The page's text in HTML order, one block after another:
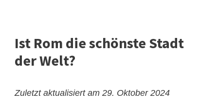
Ist Rom die schönste Stadt
der Welt?
Zuletzt aktualisiert am 29. Oktober 2024